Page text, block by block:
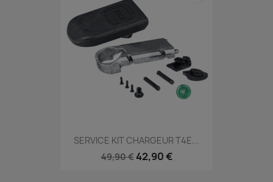
SERVICE KIT CHARGEUR T4E...
49,90 € 42,90 €